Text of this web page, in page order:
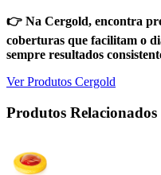
👉 Na Cergold, encontra
coberturas que facilitam o
sempre resultados
Ver Produtos Cergold
Produtos Relacionados